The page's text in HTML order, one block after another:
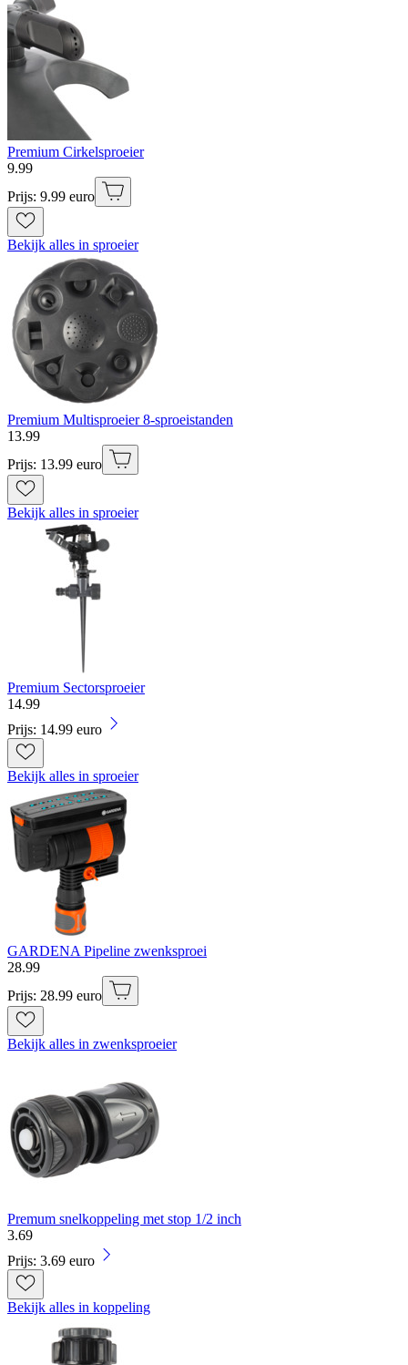
Premium Cirkelsproeier
9.99
Prijs: 9.99 euro
Bekijk alles in sproeier
Premium Multisproeier 8-sproeistanden
13.99
Prijs: 13.99 euro
Bekijk alles in sproeier
Premium Sectorsproeier
14.99
Prijs: 14.99 euro
Bekijk alles in sproeier
GARDENA Pipeline zwenksproei
28.99
Prijs: 28.99 euro
Bekijk alles in zwenksproeier
Premum snelkoppeling met stop 1/2 inch
3.69
Prijs: 3.69 euro
Bekijk alles in koppeling